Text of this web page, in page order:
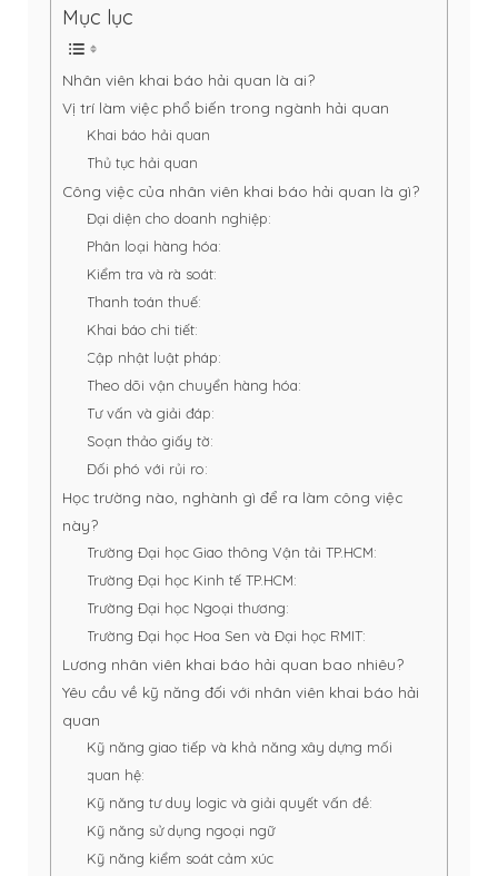
Mục lục
Nhân viên khai báo hải quan là ai?
Vị trí làm việc phổ biến trong ngành hải quan
Khai báo hải quan
Thủ tục hải quan
Công việc của nhân viên khai báo hải quan là gì?
Đại diện cho doanh nghiệp:
Phân loại hàng hóa:
Kiểm tra và rà soát:
Thanh toán thuế:
Khai báo chi tiết:
Cập nhật luật pháp:
Theo dõi vận chuyển hàng hóa:
Tư vấn và giải đáp:
Soạn thảo giấy tờ:
Đối phó với rủi ro:
Học trường nào, nghành gì để ra làm công việc
này?
Trường Đại học Giao thông Vận tải TP.HCM:
Trường Đại học Kinh tế TP.HCM:
Trường Đại học Ngoại thương:
Trường Đại học Hoa Sen và Đại học RMIT:
Lương nhân viên khai báo hải quan bao nhiêu?
Yêu cầu về kỹ năng đối với nhân viên khai báo hải
quan
Kỹ năng giao tiếp và khả năng xây dựng mối
quan hệ:
Kỹ năng tư duy logic và giải quyết vấn đề:
Kỹ năng sử dụng ngoại ngữ
Kỹ năng kiểm soát cảm xúc